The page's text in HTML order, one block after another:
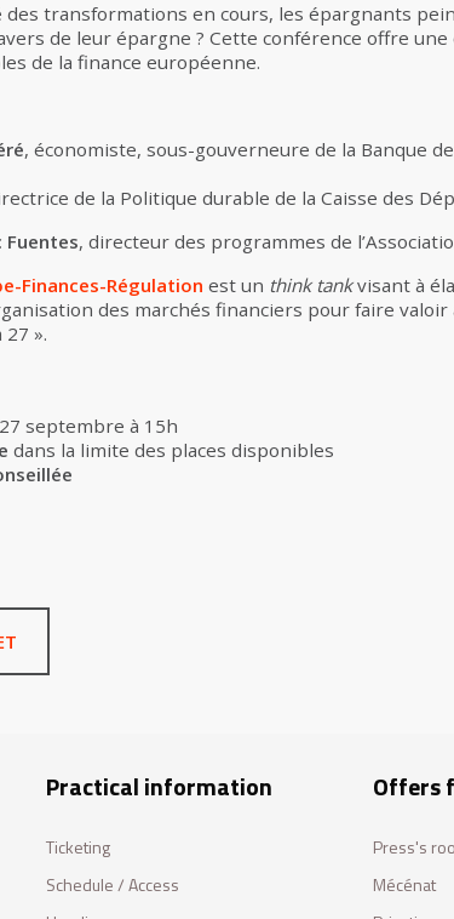
des transformations en cours, les épargnants
de leur épargne ? Cette conférence offre
de la finance européenne.
, économiste, sous-gouverneure de la Banque
de la Politique durable de la Caisse des
Fuentes, directeur des programmes de
Finances-Régulation est un think tankvisant à
des marchés financiers pour faire
27 ».
septembre à 15h
dans la limite des places disponibles
Practical information
Ticketing
Schedule / Access
Offers
Press's
Mécénat